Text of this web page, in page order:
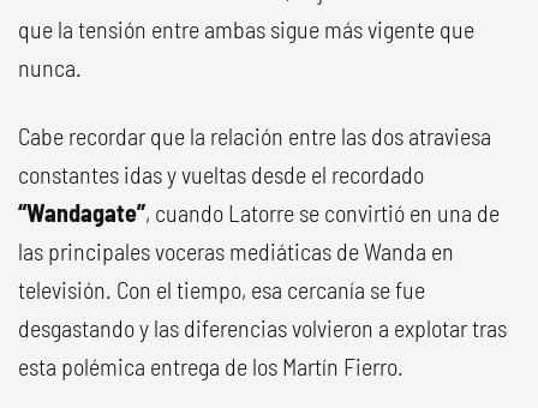
que la tensión entre ambas sigue más vigente que
nunca.
Cabe recordar que la relación entre las dos atraviesa
constantes idas y vueltas desde el recordado
“Wandagate”, cuando Latorre se convirtió en una de
las principales voceras mediáticas de Wanda en
televisión. Con el tiempo, esa cercanía se fue
desgastando y las diferencias volvieron a explotar tras
esta polémica entrega de los Martín Fierro.